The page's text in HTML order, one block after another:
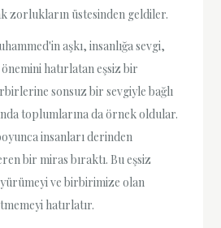
zorlukların üstesinden geldiler.
aşkı, insanlığa sevgi,
önemini hatırlatan eşsiz bir
sonsuz bir sevgiyle bağlı
toplumlarına da örnek oldular.
insanları derinden
bir miras bıraktı. Bu eşsiz
ve birbirimize olan
hatırlatır.